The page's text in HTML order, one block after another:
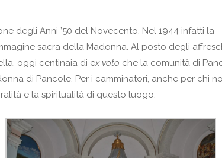
degli Anni ’50 del Novecento. Nel 1944 infatti la
sacra della Madonna. Al posto degli
oggi centinaia di ex voto che la comunità di
di Pancole. Per i camminatori, anche per chi
e la spiritualità di questo luogo.